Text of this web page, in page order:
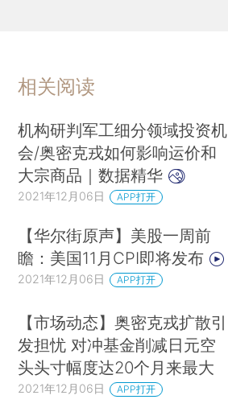
相关阅读
机构研判军工细分领域投资机
会/奥密克戎如何影响运价和
大宗商品｜数据精华
2021年12月06日 APP打开
【华尔街原声】美股一周前
瞻：美国11月CPI即将发布
2021年12月06日 APP打开
【市场动态】奥密克戎扩散引
发担忧 对冲基金削减日元空
头头寸幅度达20个月来最大
2021年12月06日 APP打开